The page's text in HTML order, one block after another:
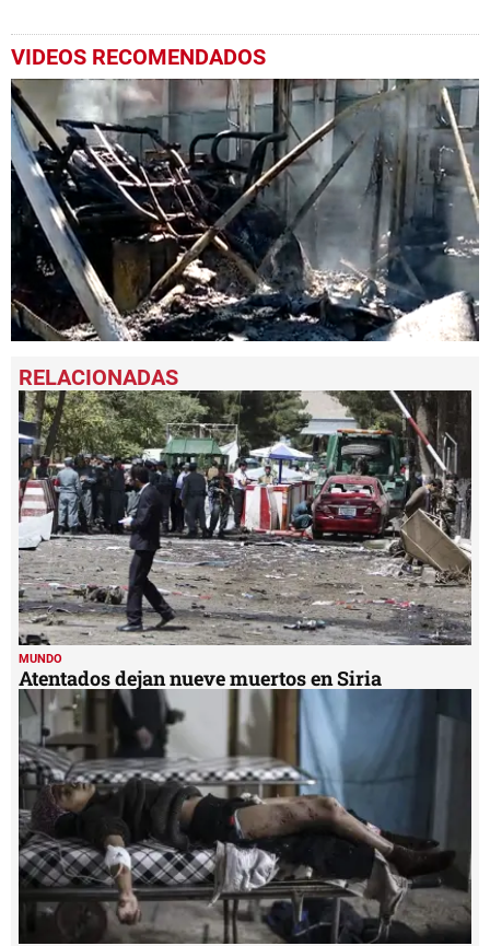
VIDEOS RECOMENDADOS
seconds
of
minute,
16
seconds
MUNDO
Atentados dejan nueve muertos en Siria